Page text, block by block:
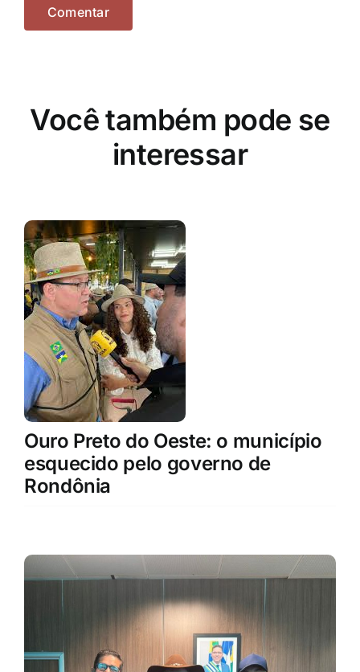
Você também pode se
interessar
Ouro Preto do Oeste: o município
esquecido pelo governo de
Rondônia